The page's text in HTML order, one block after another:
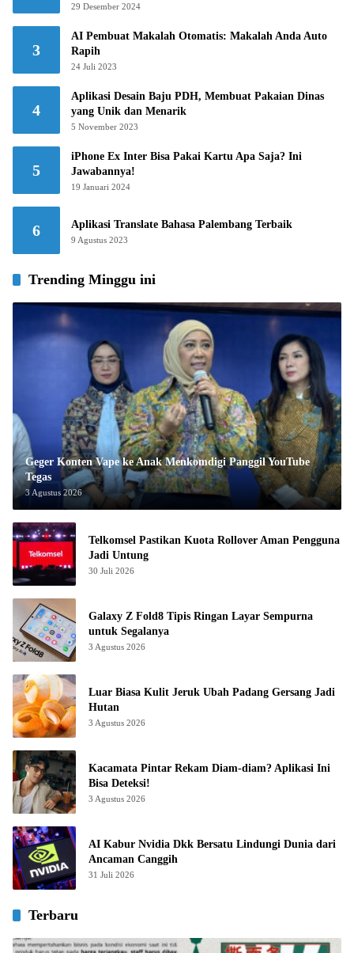
29 Desember 2024
3
AI Pembuat Makalah Otomatis: Makalah Anda Auto
Rapih
24 Juli 2023
4
Aplikasi Desain Baju PDH, Membuat Pakaian Dinas
yang Unik dan Menarik
5 November 2023
5
iPhone Ex Inter Bisa Pakai Kartu Apa Saja? Ini
Jawabannya!
19 Januari 2024
6 Aplikasi Translate Bahasa Palembang Terbaik
9 Agustus 2023
Trending Minggu ini
Geger Konten Vape ke Anak Menkomdigi Panggil YouTube
Tegas
3 Agustus 2026
Telkomsel Pastikan Kuota Rollover Aman Pengguna
Jadi Untung
30 Juli 2026
Galaxy Z Fold8 Tipis Ringan Layar Sempurna
untuk Segalanya
3 Agustus 2026
Luar Biasa Kulit Jeruk Ubah Padang Gersang Jadi
Hutan
3 Agustus 2026
Kacamata Pintar Rekam Diam-diam? Aplikasi Ini
Bisa Deteksi!
3 Agustus 2026
AI Kabur Nvidia Dkk Bersatu Lindungi Dunia dari
Ancaman Canggih
31 Juli 2026
Terbaru